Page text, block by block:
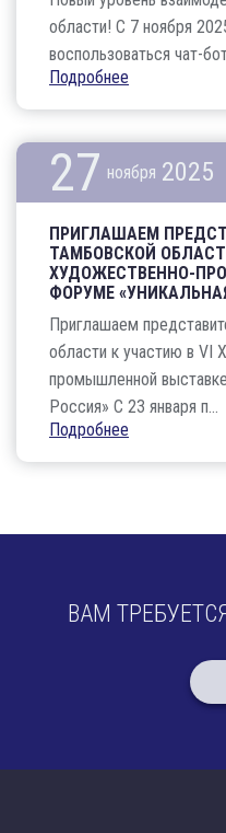
области! С 7 ноября
воспользоваться чат-
Подробнее
27 ноября 2025
ПРИГЛАШАЕМ
ТАМБОВСКОЙ
ХУДОЖЕСТВЕННО-
ФОРУМЕ
Приглашаем
области к участию в VI
промышленной
Россия» С 23 января п...
Подробнее
ВАМ